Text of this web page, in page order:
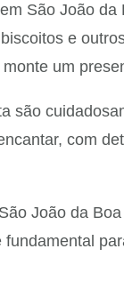
São João
e
um
com
João da